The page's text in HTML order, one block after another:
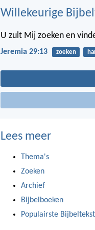
Willekeurige
U zult Mij zoeken en
Jeremia 29:13 zoeken
Lees meer
Thema's
Zoeken
Archief
Bijbelboeken
Populairste